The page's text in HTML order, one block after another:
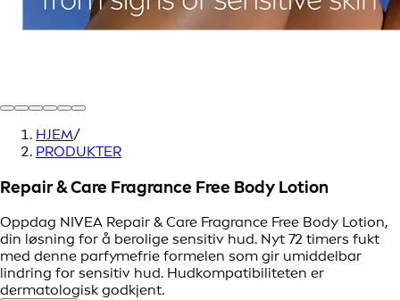
HJEM/
PRODUKTER
Repair & Care Fragrance Free Body Lotion
Oppdag NIVEA Repair & Care Fragrance Free Body Lotion,
din løsning for å berolige sensitiv hud. Nyt 72 timers fukt
med denne parfymefrie formelen som gir umiddelbar
lindring for sensitiv hud. Hudkompatibiliteten er
dermatologisk godkjent.